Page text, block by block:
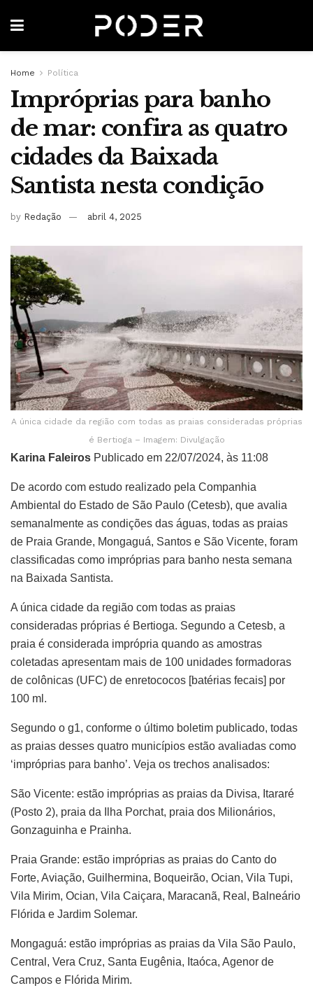
Home Política
Impróprias para banho
de mar: confira as quatro
cidades da Baixada
Santista nesta condição
by Redação abril 4, 2025
A única cidade da região com todas as praias consideradas próprias
é Bertioga – Imagem: Divulgação
Karina Faleiros Publicado em 22/07/2024, às 11:08
De acordo com estudo realizado pela Companhia
Ambiental do Estado de São Paulo (Cetesb), que avalia
semanalmente as condições das águas, todas as praias
de Praia Grande, Mongaguá, Santos e São Vicente, foram
classificadas como impróprias para banho nesta semana
na Baixada Santista.
A única cidade da região com todas as praias
consideradas próprias é Bertioga. Segundo a Cetesb, a
praia é considerada imprópria quando as amostras
coletadas apresentam mais de 100 unidades formadoras
de colônicas (UFC) de enretococos [batérias fecais] por
100 ml.
Segundo o g1, conforme o último boletim publicado, todas
as praias desses quatro municípios estão avaliadas como
‘impróprias para banho’. Veja os trechos analisados:
São Vicente: estão impróprias as praias da Divisa, Itararé
(Posto 2), praia da Ilha Porchat, praia dos Milionários,
Gonzaguinha e Prainha.
Praia Grande: estão impróprias as praias do Canto do
Forte, Aviação, Guilhermina, Boqueirão, Ocian, Vila Tupi,
Vila Mirim, Ocian, Vila Caiçara, Maracanã, Real, Balneário
Flórida e Jardim Solemar.
Mongaguá: estão impróprias as praias da Vila São Paulo,
Central, Vera Cruz, Santa Eugênia, Itaóca, Agenor de
Campos e Flórida Mirim.